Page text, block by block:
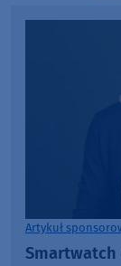
Artykuł
Smartwatch